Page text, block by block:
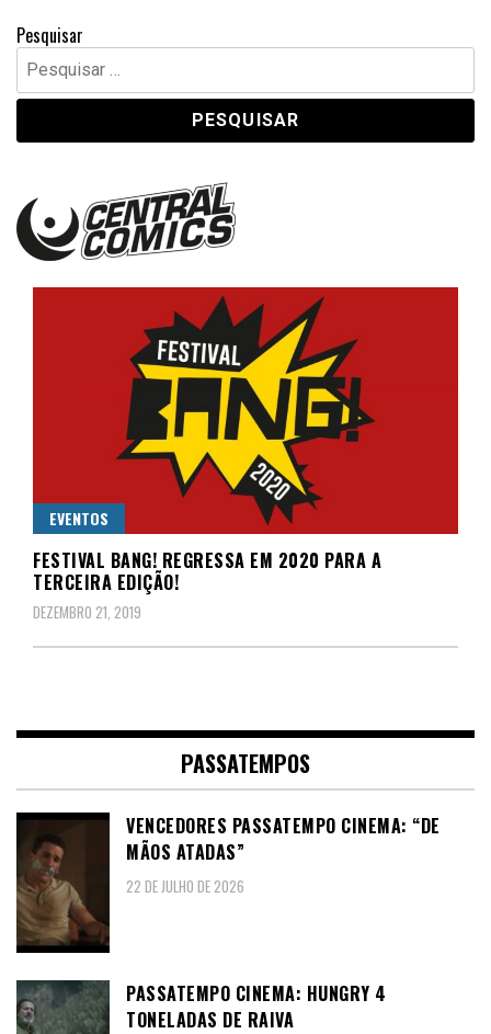
Pesquisar
Pesquisar
por:
Central Comics
EVENTOS
FESTIVAL BANG! REGRESSA EM 2020 PARA A
TERCEIRA EDIÇÃO!
DEZEMBRO 21, 2019
PASSATEMPOS
VENCEDORES PASSATEMPO CINEMA: “DE
MÃOS ATADAS”
22 DE JULHO DE 2026
PASSATEMPO CINEMA: HUNGRY 4
TONELADAS DE RAIVA